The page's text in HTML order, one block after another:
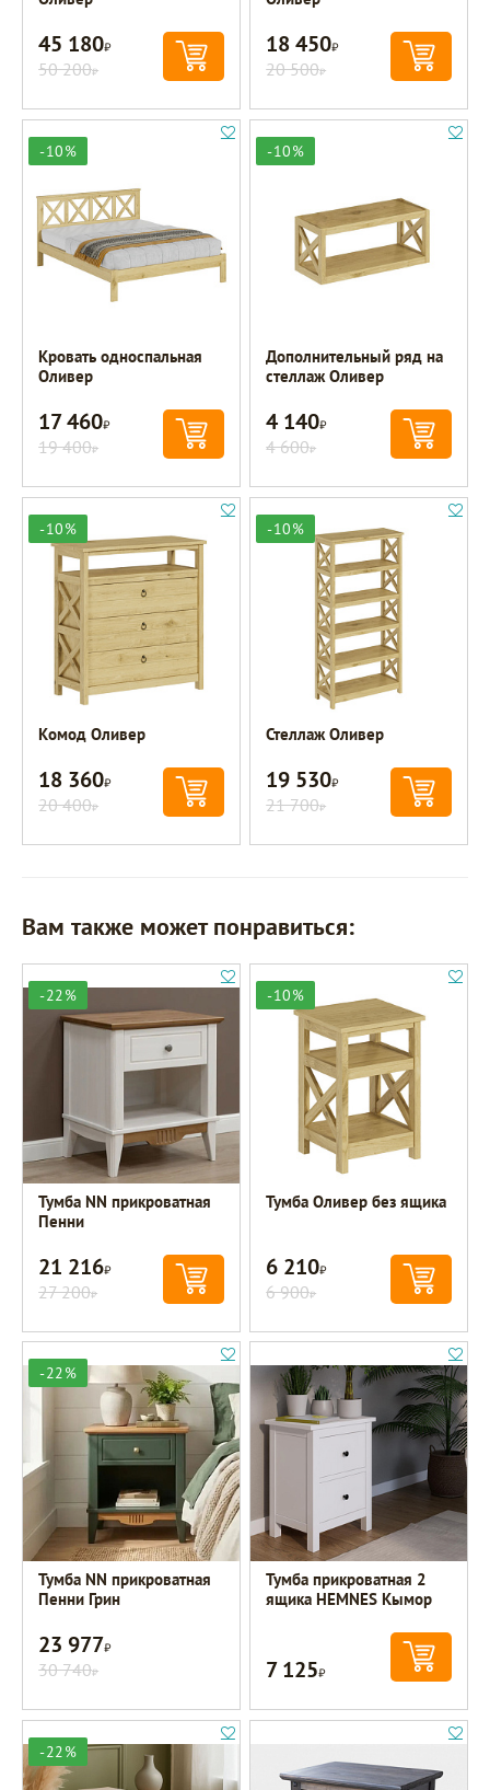
45 180Р
50 200Р
18 450Р
20 500Р
-10%
Кровать односпальная
Оливер
17 460Р
19 400Р
-10%
Дополнительный ряд на
стеллаж Оливер
4 140Р
4 600Р
-10%
Комод Оливер
18 360Р
20 400Р
-10%
Стеллаж Оливер
19 530Р
21 700Р
Вам также может понравиться:
-22%
Тумба NN прикроватная
Пенни
21 216Р
27 200Р
-10%
Тумба Оливер без ящика
6 210Р
6 900Р
-22%
Тумба NN прикроватная
Пенни Грин
23 977Р
30 740Р
Тумба прикроватная 2
ящика HEMNES Кымор
7 125Р
-22%